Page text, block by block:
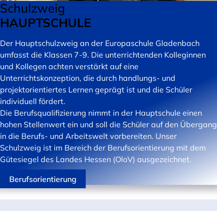
Schulzweig
HAUPTSCHULE
Der Hauptschulzweig an der Europaschule Gladenbach
umfasst die Klassen 7-9. Die unterrichtenden Kolleginnen
und Kollegen achten verstärkt auf eine
Unterrichtskonzeption, die durch handlungs- und
projektorientiertes Lernen geprägt ist und die Schüler
individuell fördert.
Die Berufsqualifizierung nimmt in der Hauptschule einen
hohen Stellenwert ein und soll die Schüler auf den Übergang
in die Berufs- und Arbeitswelt vorbereiten. Unser
Schulzweig ist im Bereich der Berufsorientierung mit dem
Gütesiegel des Landes Hessen (OloV) ausgezeichnet.
Berufsorientierung